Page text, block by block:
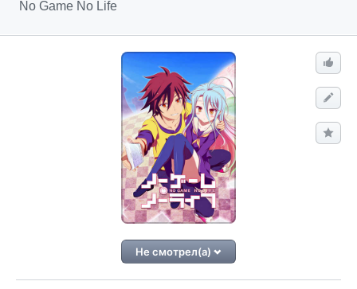
No Game No Life
Не смотрел(а)